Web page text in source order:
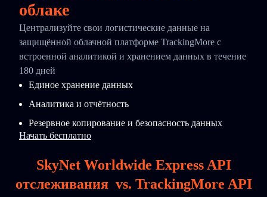
облаке
Централизуйте свои логистические данные на
защищённой облачной платформе TrackingMore с
встроенной аналитикой и хранением данных в течение
180 дней
Единое хранение данных
Аналитика и отчётность
Резервное копирование и безопасность данных
Начать бесплатно
SkyNet Worldwide Express API
отслеживания vs. TrackingMore API